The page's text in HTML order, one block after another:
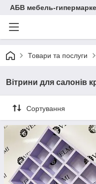
АБВ мебель-
Товари та послуги
Вітрини для салонів
Сортування